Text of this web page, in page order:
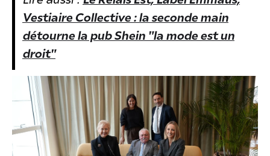
Vestiaire Collective : la seconde main
détourne la pub Shein "la mode est un
droit"